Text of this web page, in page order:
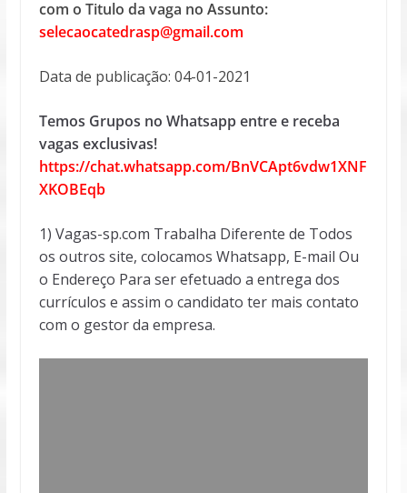
com o Titulo da vaga no Assunto:
selecaocatedrasp@gmail.com
Data de publicação: 04-01-2021
Temos Grupos no Whatsapp entre e receba
vagas exclusivas!
https://chat.whatsapp.com/BnVCApt6vdw1XNF
XKOBEqb
1) Vagas-sp.com Trabalha Diferente de Todos
os outros site, colocamos Whatsapp, E-mail Ou
o Endereço Para ser efetuado a entrega dos
currículos e assim o candidato ter mais contato
com o gestor da empresa.